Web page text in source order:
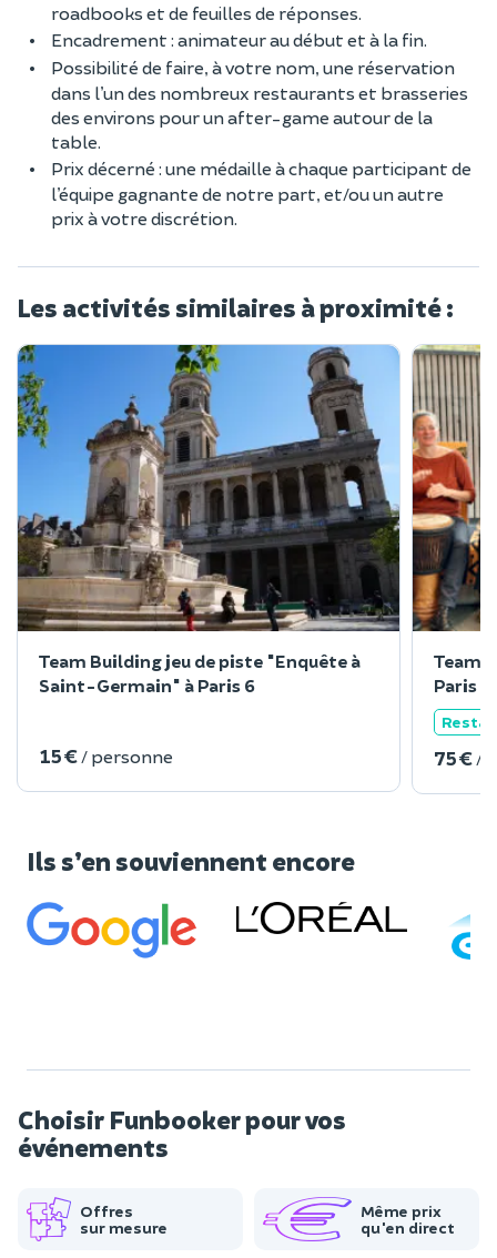
roadbooks et de feuilles de réponses.
Encadrement : animateur au début et à la fin.
Possibilité de faire, à votre nom, une réservation
dans l’un des nombreux restaurants et brasseries
des environs pour un after-game autour de la
table.
Prix décerné : une médaille à chaque participant de
l’équipe gagnante de notre part, et/ou un autre
prix à votre discrétion.
Les activités similaires à proximité :
Team Building jeu de piste "Enquête à
Saint-Germain" à Paris 6
15 € / personne
Team
Paris
75 € /
Ils s’en souviennent encore
Choisir Funbooker pour vos
événements
Offres
sur mesure
Même prix
qu'en direct